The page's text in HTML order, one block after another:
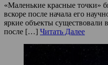
«Маленькие красные точки»
вскоре после начала его
яркие объекты существовали
после […] Читать Далее